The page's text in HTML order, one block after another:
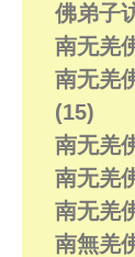
佛弟子
南无羌
南无羌
(15)
南无羌
南无羌
南无羌
南無羌